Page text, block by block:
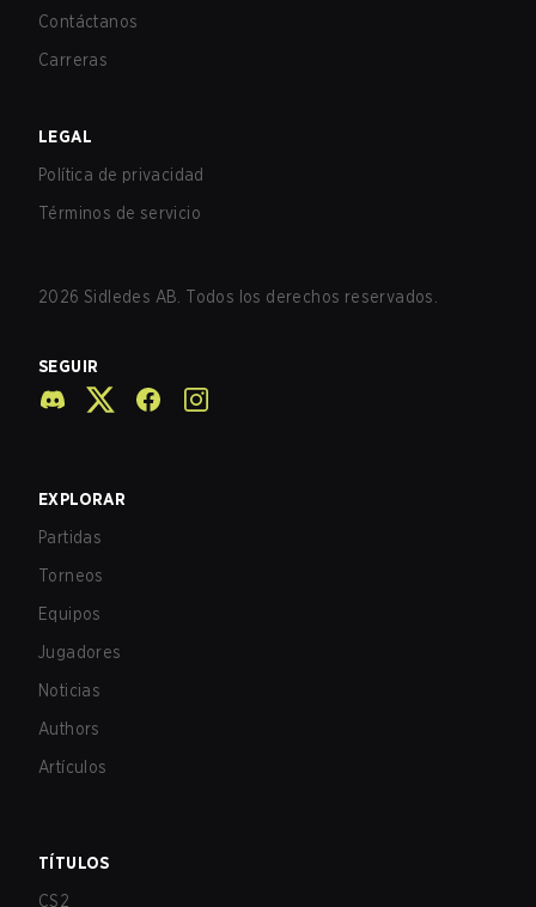
Contáctanos
Carreras
LEGAL
Política de privacidad
Términos de servicio
2026 Sidledes AB. Todos los derechos reservados.
SEGUIR
EXPLORAR
Partidas
Torneos
Equipos
Jugadores
Noticias
Authors
Artículos
TÍTULOS
CS2